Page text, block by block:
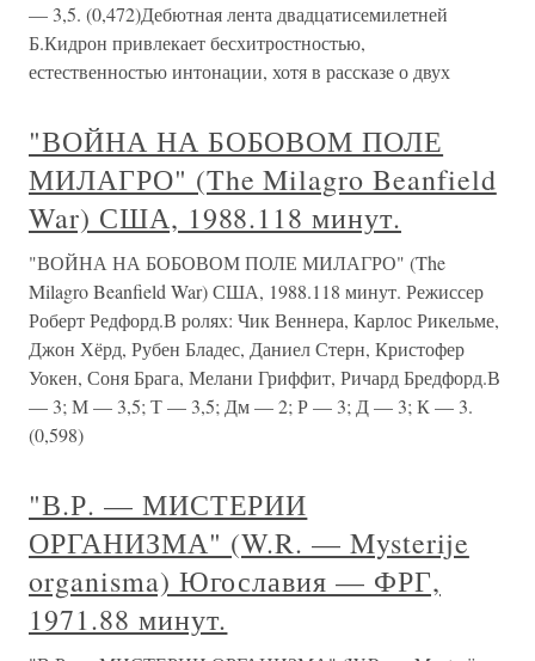
— 3,5. (0,472)Дебютная лента двадцатисемилетней
Б.Кидрон привлекает бесхитростностью,
естественностью интонации, хотя в рассказе о двух
"ВОЙНА НА БОБОВОМ ПОЛЕ
МИЛАГРО" (The Milagro Beanfield
War) США, 1988.118 минут.
"ВОЙНА НА БОБОВОМ ПОЛЕ МИЛАГРО" (The
Milagro Beanfield War) США, 1988.118 минут. Режиссер
Роберт Редфорд.В ролях: Чик Веннера, Карлос Рикельме,
Джон Хёрд, Рубен Бладес, Даниел Стерн, Кристофер
Уокен, Соня Брага, Мелани Гриффит, Ричард Бредфорд.В
— 3; М — 3,5; Т — 3,5; Дм — 2; Р — 3; Д — 3; К — 3.
(0,598)
"В.Р. — МИСТЕРИИ
ОРГАНИЗМА" (W.R. — Mysterije
organisma) Югославия — ФРГ,
1971.88 минут.